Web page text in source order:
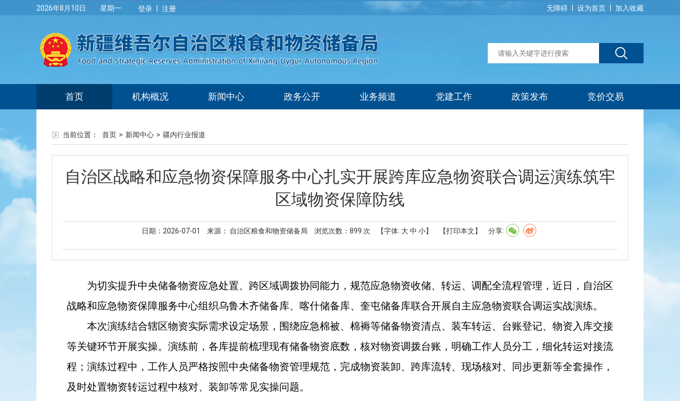
2026年8月10日 星期一 登录 注册 无障碍 设为首页 加入收藏
首页 机构概况 新闻中心 政务公开 业务频道 党建工作 政策发布 竞价交易
当前位置： 首页 > 新闻中心 > 疆内行业报道
自治区战略和应急物资保障服务中心扎实开展跨库应急物资联合调运演练筑牢
区域物资保障防线
日期：2026-07-01 来源： 自治区粮食和物资储备局 浏览次数： 899 次 【字体: 大中 小】 【打印本文】 分享:
为切实提升中央储备物资应急处置、跨区域调拨协同能力，规范应急物资收储、转运、调配全流程管理，近日，自治区
战略和应急物资保障服务中心组织乌鲁木齐储备库、喀什储备库、奎屯储备库联合开展自主应急物资联合调运实战演练。
本次演练结合辖区物资实际需求设定场景，围绕应急棉被、棉褥等储备物资清点、装车转运、台账登记、物资入库交接
等关键环节开展实操。演练前，各库提前梳理现有储备物资底数，核对物资调拨台账，明确工作人员分工，细化转运对接流
程；演练过程中，工作人员严格按照中央储备物资管理规范，完成物资装卸、跨库流转、现场核对、同步更新等全套操作，
及时处置物资转运过程中核对、装卸等常见实操问题。